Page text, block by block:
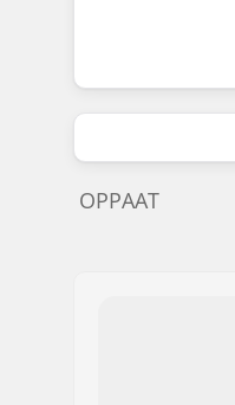
OPPAAT